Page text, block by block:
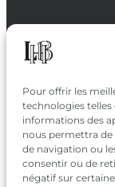
Pour offrir les
technologies telles
informations des
nous permettra
de navigation ou
consentir ou de
négatif sur
SUIVEZ-
SUR LES